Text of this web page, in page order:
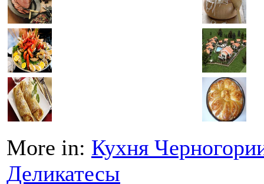
More in: Кухня
Деликатесы